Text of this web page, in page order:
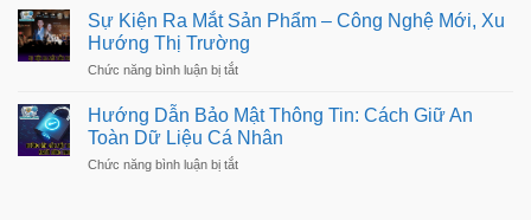
Giản
Giúp
Cuộc
Sống
Dễ
Hơn
Điện
Thoại
Mới
Giá
Chi
Hiệu
Sự Kiện Ra Mắt Sản Phẩm – Công Nghệ Mới, Xu
Hướng Thị Trường
Chức năng bình luận bị tắtở
Kiện
Ra
Mắt
Hướng Dẫn Bảo Mật Thông Tin: Cách Giữ An
Toàn Dữ Liệu Cá Nhân
Chức năng bình luận bị tắtở